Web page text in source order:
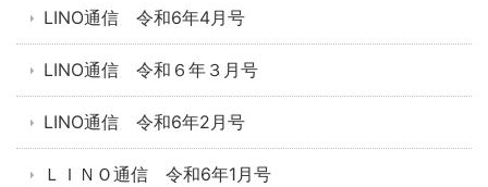
LINO通信 令和6年4月号
LINO通信 令和６年３月号
LINO通信 令和6年2月号
ＬＩＮＯ通信 令和6年1月号